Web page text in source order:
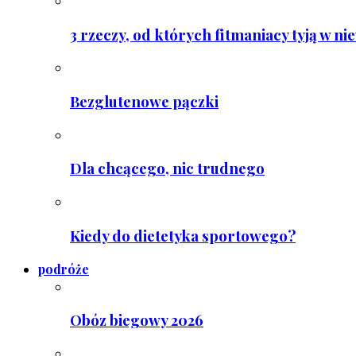
3 rzeczy, od których fitmaniacy tyją w
Bezglutenowe pączki
Dla chcącego, nic trudnego
Kiedy do dietetyka sportowego?
podróże
Obóz biegowy 2026